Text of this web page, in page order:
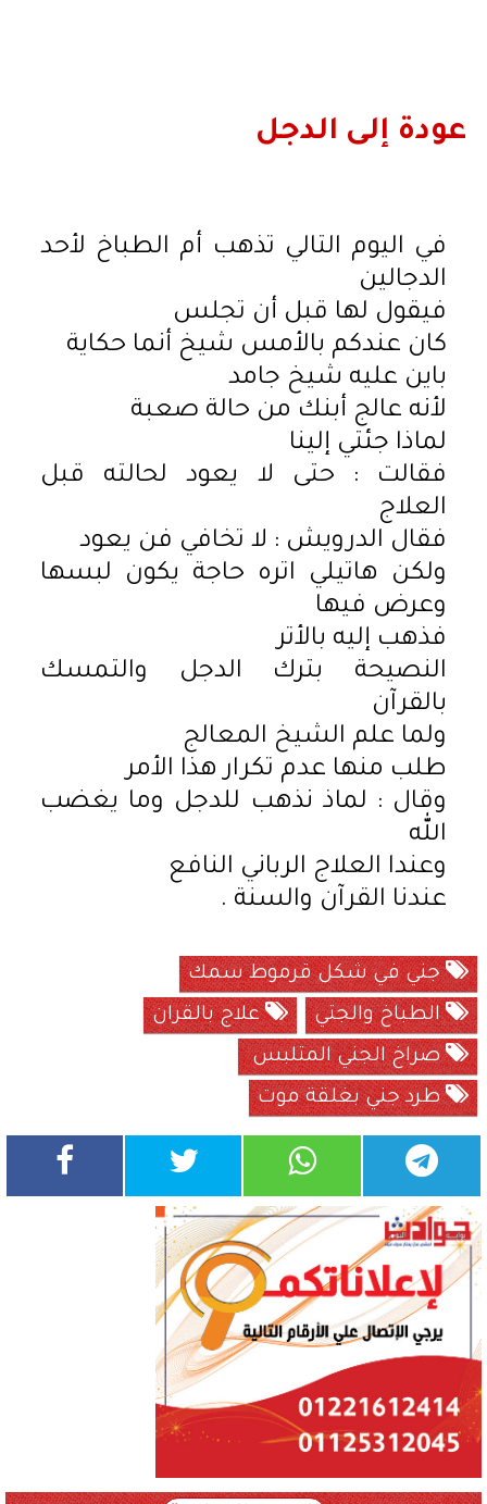
عودة إلى الدجل
في اليوم التالي تذهب أم الطباخ لأحد
الدجالين
فيقول لها قبل أن تجلس
كان عندكم بالأمس شيخ أنما حكاية
باين عليه شيخ جامد
لأنه عالج أبنك من حالة صعبة
لماذا جئتي إلينا
فقالت : حتى لا يعود لحالته قبل
العلاج
فقال الدرويش : لا تخافي فن يعود
ولكن هاتيلي اتره حاجة يكون لبسها
وعرض فيها
فذهب إليه بالأتر
النصيحة بترك الدجل والتمسك
بالقرآن
ولما علم الشيخ المعالج
طلب منها عدم تكرار هذا الأمر
وقال : لماذ نذهب للدجل وما يغضب
الله
وعندا العلاج الرباني النافع
عندنا القرآن والسنة .
جني في شكل قرموط سمك
الطباخ والجتي
علاج بالقران
صراخ الجني المتلبس
طرد جني بغلقة موت